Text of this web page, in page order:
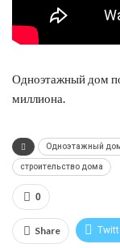
Одноэтажный дом
миллиона.
Одноэтажный
строительство дома
0
Share